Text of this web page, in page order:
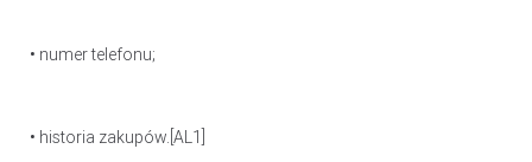
• numer telefonu;
• historia zakupów. [AL1]